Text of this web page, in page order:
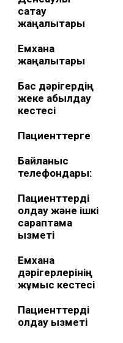
сақтау
жаңалықтары
Емхана
жаңалықтары
Бас дәрігердің
жеке қабылдау
кестесі
Пациенттерге
Байланыс
телефондары:
Пациенттерді
қолдау және ішкі
сараптама
қызметі
Емхана
дәрігерлерінің
жұмыс кестесі
Пациенттерді
қолдау қызметі